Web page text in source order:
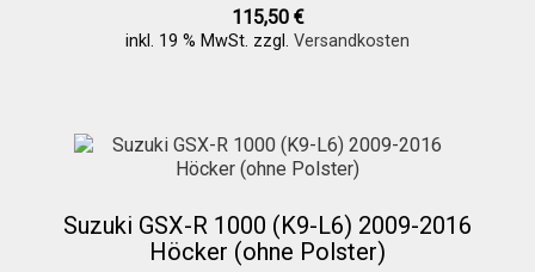
115,50 €
inkl. 19 % MwSt. zzgl. Versandkosten
Suzuki GSX-R 1000 (K9-L6) 2009-2016
Höcker (ohne Polster)